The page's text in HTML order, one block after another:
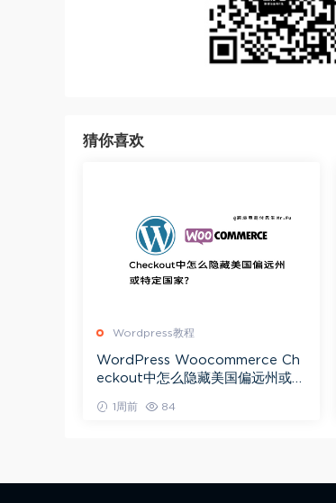
猜你喜欢
Wordpress教程
WordPress Woocommerce Ch
eckout中怎么隐藏美国偏远州或特
1周前 84